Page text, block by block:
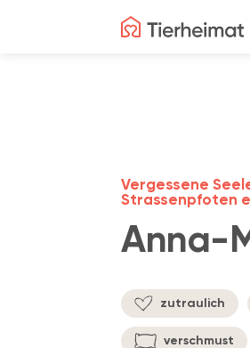
Anna-
Vergessene
Strassenpfoten
zutraulich
verschmust